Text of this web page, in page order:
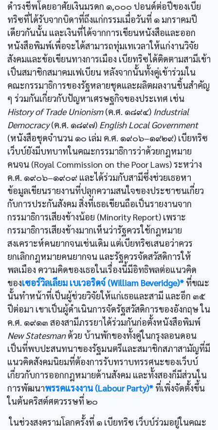
ดำรงชีพโดยอาศัยเงินมรดก ๑,๐๐๐ ปอนด์ต่อปีของเบีย
ทริซที่ได้รับจากบิดาที่ถึงแก่กรรมเมื่อวันที่ ๑ มกราคมปี
เดียวกันนั้น และเงินที่ได้จากการเขียนหนังสือและออก
หนังสือพิมพ์เพื่อจะได้สามารถทุ่มเทเวลาให้แก่งานวิจัย
สังคมและข้อเขียนทางการเมือง เบียทริซได้ติดตามสามีเข้า
เป็นสมาชิกสมาคมเฟเบียน หลังจากนั้นทั้งคู่เข้าร่วมใน
คณะกรรมาธิการของรัฐหลายชุดและผลิตผลงานชิ้นสำคัญ
ๆ ร่วมกันเกี่ยวกับปัญหาเศรษฐกิจของประเทศ เช่น
History of Trade Unionism(ค.ศ. ๑๘๙๔) Industrial
Democracy(ค.ศ. ๑๘๙๗) English Local Government
(หนังสือชุดจำนวน ๑๐ เล่ม ค.ศ. ๑๙๐๖–๑๙๒๙) เบียทริซ
เว็บบ์ยังมีบทบาทในคณะกรรมาธิการว่าด้วยกฎหมาย
คนจน (Royal Commission on the Poor Laws) ระหว่าง
ค.ศ. ๑๙๐๖–๑๙๐๙ และได้ร่วมกับสามีซึ่งช่วยเธอหา
ข้อมูลเขียนรายงานที่ปลุกความสนใจของประชาชนเกี่ยว
กับการประกันสังคม สิ่งที่เธอเขียนถือเป็นรายงานจาก
กรรมาธิการเสียงข้างน้อย (Minority Report) เพราะ
กรรมาธิการเสียงข้างมากเห็นว่ารัฐควรใช้กฎหมาย
สงเคราะห์คนยากจนเช่นเดิม แต่เบียทริซเสนอว่าควร
ยกเลิกกฎหมายคนยากจน และรัฐควรจัดสวัสดิการให้
พลเมือง ความคิดของเธอในเรื่องนี้มีอิทธิพลต่อแนวคิด
ของเซอร์วิลเลียม เบเวอริดจ์ (William Beveridge)* ที่ขณะ
นั้นทำหน้าที่เป็นผู้ช่วยวิจัยให้แก่เธอและสามี และอีก ๓๕
ปีต่อมา เขาเป็นผู้ดำเนินการจัดรัฐสวัสดิการของอังกฤษ ใน
ค.ศ. ๑๙๑๓ สองสามีภรรยาได้ร่วมกันก่อตั้งหนังสือพิมพ์
New Statesmanด้วย บ้านพักของทั้งคู่ในกรุงลอนดอน
เป็นที่พบปะสนทนาของรัฐมนตรีและสมาชิกสภาสามัญที่มี
แนวคิดสังคมนิยมที่ต้องการรับทราบทรรศนะของเว็บบ์
เกี่ยวกับการออกกฎหมายด้านสังคม และทั้งสองก็มีส่วนใน
การพัฒนาพรรคแรงงาน (Labour Party)* ที่เพิ่งจัดตั้งขึ้น
ในต้นคริสต์ศตวรรษที่ ๒๐
ในช่วงสงครามโลกครั้งที่ ๑ เบียทริซ เว็บบ์ร่วมอยู่ในคณะ